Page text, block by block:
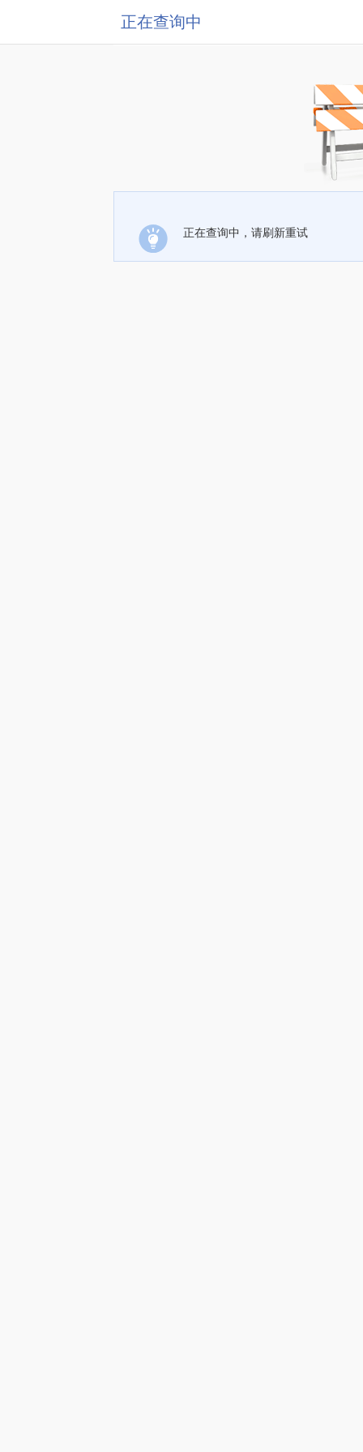
正在查询中
正在查询中，请刷新重试